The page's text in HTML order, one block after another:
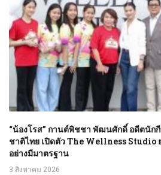
“น้องโรส” กานต์พิชชา พัฒนศักดิ์ อดีตนัก
ชาติไทย เปิดตัว The Wellness Studio
อย่างมีมาตรฐาน
3 สิงหาคม 2026